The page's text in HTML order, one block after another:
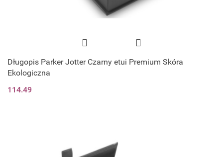
Długopis Parker Jotter Czarny etui Premium Skóra
Ekologiczna
114.49